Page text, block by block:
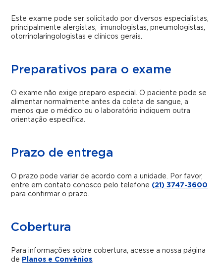
Este exame pode ser solicitado por diversos especialistas,
principalmente alergistas, imunologistas, pneumologistas,
otorrinolaringologistas e clínicos gerais.
Preparativos para o exame
O exame não exige preparo especial. O paciente pode se
alimentar normalmente antes da coleta de sangue, a
menos que o médico ou o laboratório indiquem outra
orientação específica.
Prazo de entrega
O prazo pode variar de acordo com a unidade. Por favor,
entre em contato conosco pelo telefone (21) 3747-3600
para confirmar o prazo.
Cobertura
Para informações sobre cobertura, acesse a nossa página
de Planos e Convênios.